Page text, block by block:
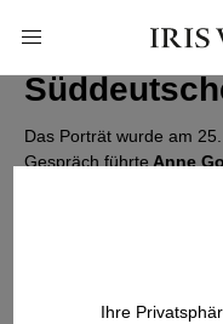
Iris von
Das Porträt wurde am
Gespräch führte Anne
Ihre